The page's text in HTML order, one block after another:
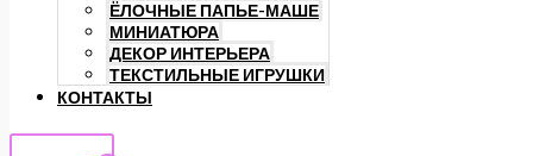
ЁЛОЧНЫЕ ПАПЬЕ-МАШЕ
МИНИАТЮРА
ДЕКОР ИНТЕРЬЕРА
ТЕКСТИЛЬНЫЕ ИГРУШКИ
КОНТАКТЫ